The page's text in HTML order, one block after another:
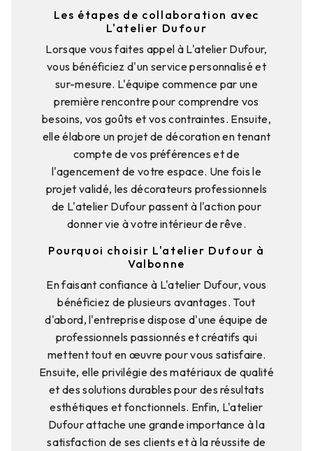
Les étapes de collaboration avec
L'atelier Dufour
Lorsque vous faites appel à L'atelier Dufour,
vous bénéficiez d'un service personnalisé et
sur-mesure. L'équipe commence par une
première rencontre pour comprendre vos
besoins, vos goûts et vos contraintes. Ensuite,
elle élabore un projet de décoration en tenant
compte de vos préférences et de
l'agencement de votre espace. Une fois le
projet validé, les décorateurs professionnels
de L'atelier Dufour passent à l'action pour
donner vie à votre intérieur de rêve.
Pourquoi choisir L'atelier Dufour à
Valbonne
En faisant confiance à L'atelier Dufour, vous
bénéficiez de plusieurs avantages. Tout
d'abord, l'entreprise dispose d'une équipe de
professionnels passionnés et créatifs qui
mettent tout en œuvre pour vous satisfaire.
Ensuite, elle privilégie des matériaux de qualité
et des solutions durables pour des résultats
esthétiques et fonctionnels. Enfin, L'atelier
Dufour attache une grande importance à la
satisfaction de ses clients et à la réussite de